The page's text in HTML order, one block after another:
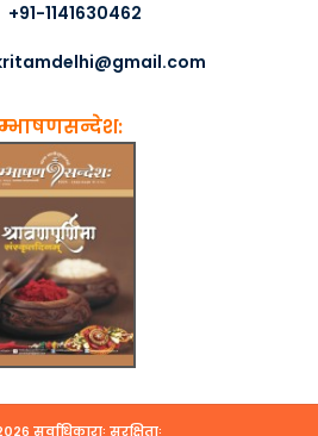
+91-1141630462
सर्वाधिकाराः सुरक्षिताः